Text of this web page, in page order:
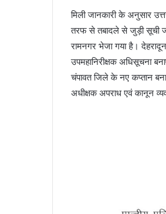
मिली जानकारी के अनुसार
तरफ से तबादले से जुड़ी सूची
रामनगर भेजा गया है।
उपमहानिरीक्षक अधिसूचना
चंपावत जिले के नए कप्तान
अधीक्षक अपराध एवं कानून